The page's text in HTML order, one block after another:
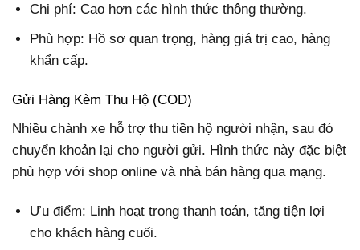
Chi phí: Cao hơn các hình thức thông thường.
Phù hợp: Hồ sơ quan trọng, hàng giá trị cao, hàng
khẩn cấp.
Gửi Hàng Kèm Thu Hộ (COD)
Nhiều chành xe hỗ trợ thu tiền hộ người nhận, sau đó
chuyển khoản lại cho người gửi. Hình thức này đặc biệt
phù hợp với shop online và nhà bán hàng qua mạng.
Ưu điểm: Linh hoạt trong thanh toán, tăng tiện lợi
cho khách hàng cuối.